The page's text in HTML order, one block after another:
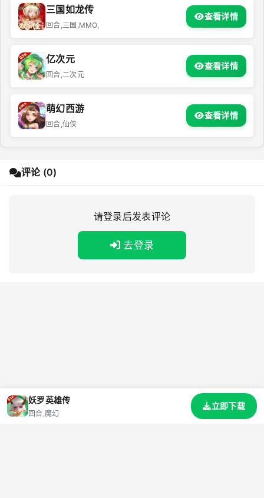
三国如龙传
回合,三国,MMO,
查看详情
亿次元
回合,二次元
查看详情
萌幻西游
回合,仙侠
查看详情
评论 (0)
请登录后发表评论
去登录
妖罗英雄传
回合,魔幻
立即下载